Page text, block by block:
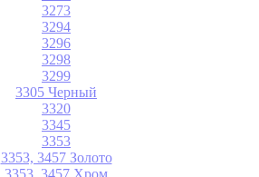
3273
3294
3296
3298
3299
3305 Черный
3320
3345
3353
3353, 3457 Золото
3353, 3457 Хром